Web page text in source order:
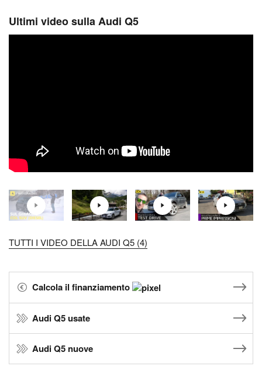
Ultimi video sulla Audi Q5
TUTTI I VIDEO DELLA AUDI Q5 (4)
Calcola il finanziamento
Audi Q5 usate
Audi Q5 nuove